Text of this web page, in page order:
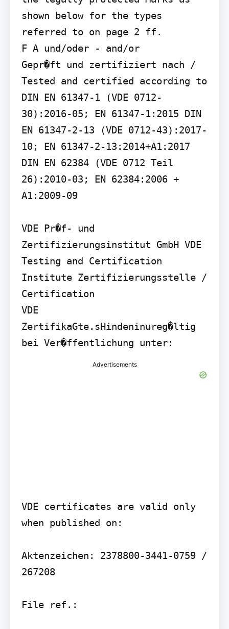
shown below for the types
referred to on page 2 ff.
F A und/oder - and/or
Gepr�ft und zertifiziert nach /
Tested and certified according to
DIN EN 61347-1 (VDE 0712-
30):2016-05; EN 61347-1:2015 DIN
EN 61347-2-13 (VDE 0712-43):2017-
10; EN 61347-2-13:2014+A1:2017
DIN EN 62384 (VDE 0712 Teil
26):2010-03; EN 62384:2006 +
A1:2009-09
VDE Pr�f- und
Zertifizierungsinstitut GmbH VDE
Testing and Certification
Institute Zertifizierungsstelle /
Certification
VDE
ZertifikaGte.sHindeninureg�ltig
bei Ver�ffentlichung unter:
Advertisements
VDE certificates are valid only
when published on:
Aktenzeichen: 2378800-3441-0759 /
267208
File ref.: